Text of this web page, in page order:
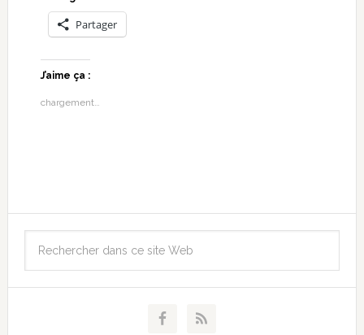
Partager
J’aime ça :
chargement…